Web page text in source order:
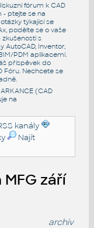
fórum k CAD
- ptejte se na
týkající se
podělte se o vaše
zkušenosti s
AutoCAD, Inventor,
PDM aplikacemi.
příspěvek do
Fóru. Nechcete se
.
(CAD
na
kanály
Najít
MFG září
archiv